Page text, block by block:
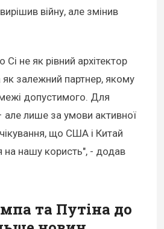
війну, але змінив
Сі не як рівний архітектор
залежний партнер, якому
допустимого. Для
але лише за умови активної
що США і Китай
на нашу користь", - додав
та Путіна до